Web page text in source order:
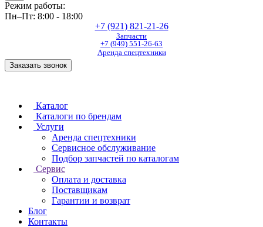
Режим работы:
Пн–Пт: 8:00 - 18:00
+7 (921) 821-21-26
Запчасти
+7 (949) 551-26-63
Аренда спецтехники
Заказать звонок
Каталог
Каталоги по брендам
Услуги
Аренда спецтехники
Сервисное обслуживание
Подбор запчастей по каталогам
Сервис
Оплата и доставка
Поставщикам
Гарантии и возврат
Блог
Контакты